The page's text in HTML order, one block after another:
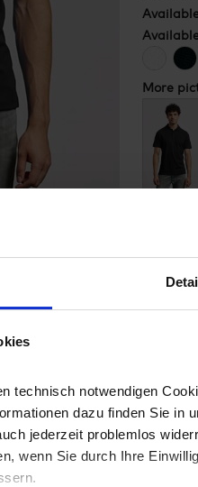
technisch notwendigen
dazu finden Sie in
jederzeit problemlos
wenn Sie durch Ihre
More